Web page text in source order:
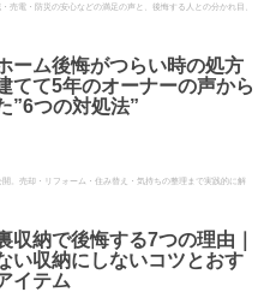
売電・防災の安心などの満足の声と、後悔する人との分かれ目、
ーム後悔がつらい時の処方
てて5年のオーナーの声から
”6つの対処法”
。売却・リフォーム・住み替え・気持ちの整理まで実践的に解
収納で後悔する7つの理由｜
い収納にしないコツとおす
イテム